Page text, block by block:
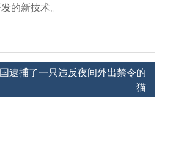
的新技术。
逮捕了一只违反夜间外出禁令的
猫